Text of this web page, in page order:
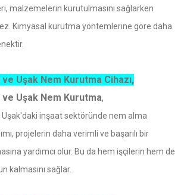
malzemelerin kurutulmasını sağlarken
Kimyasal kurutma yöntemlerine göre daha
Uşak Nem Kurutma Cihazı,
Uşak Nem Kurutma,
Uşak'daki inşaat sektöründe nem alma
projelerin daha verimli ve başarılı bir
yardımcı olur. Bu da hem işçilerin hem de
kalmasını sağlar.